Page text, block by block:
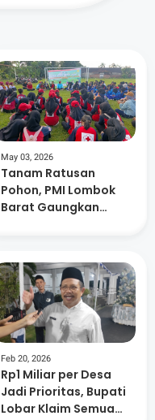
May 03, 2026
Tanam Ratusan
Pohon, PMI Lombok
Barat Gaungkan
Feb 20, 2026
Rp1 Miliar per Desa
Jadi Prioritas, Bupati
Lobar Klaim Semua